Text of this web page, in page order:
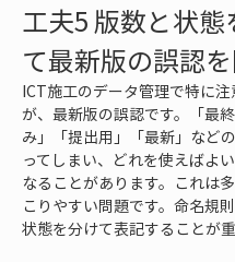
工夫5 版数と状態
て最新版の誤認
ICT施工のデータ管理で特に注
が、最新版の誤認です。「最
み」「提出用」「最新」など
ってしまい、どれを使えばよ
なることがあります。これは
こりやすい問題です。命名規
状態を分けて表記することが重